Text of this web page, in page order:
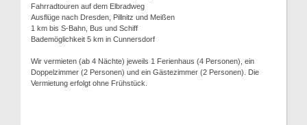
Fahrradtouren auf dem Elbradweg
Ausflüge nach Dresden, Pillnitz und Meißen
1 km bis S-Bahn, Bus und Schiff
Bademöglichkeit 5 km in Cunnersdorf
Wir vermieten (ab 4 Nächte) jeweils 1 Ferienhaus (4 Personen), ein
Doppelzimmer (2 Personen) und ein Gästezimmer (2 Personen). Die
Vermietung erfolgt ohne Frühstück.